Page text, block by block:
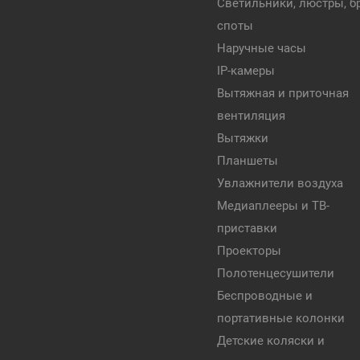
Светильники, люстры,
споты
Наручные часы
IP-камеры
Вытяжная и приточная
вентиляция
Вытяжки
Планшеты
Увлажнители воздуха
Медиаплееры и ТВ-
приставки
Проекторы
Полотенцесушители
Беспроводные и
портативные колонки
Детские коляски и